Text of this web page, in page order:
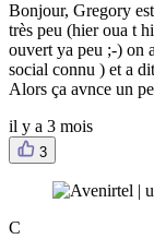
Bonjour, Gregory
très peu (hier oua t
ouvert ya peu ;-) on
social connu ) et a
Alors ça avnce un
il y a 3 mois
3
C